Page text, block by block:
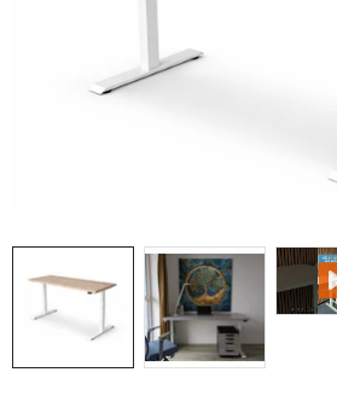
OBLÍBENÉ KATEGORIE
ZDRAVOTNICKÉ POMŮCKY
PODSTAVCE POD MONITOR